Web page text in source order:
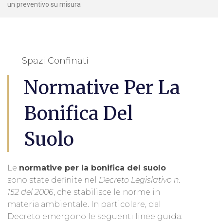
un preventivo su misura
Spazi Confinati
Normative Per La
Bonifica Del
Suolo
Le normative per la bonifica del suolo
sono state definite nel Decreto Legislativo n.
152 del 2006, che stabilisce le norme in
materia ambientale. In particolare, dal
Decreto emergono le seguenti linee guida: